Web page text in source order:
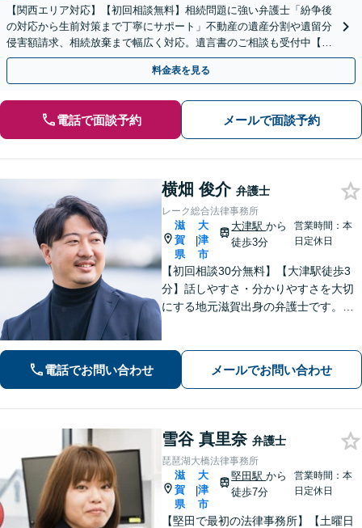
【関西エリア対応】【初回相談無料】相続問題に強い弁護士「紛争後
の対応から生前対策まで丁寧にサポート」不動産の遺産分割や遺留分
侵害額請求、相続放棄まで幅広く対応。遺言書のご相談も受付中【夜
間・休日面談可】【WEB面談】【完全個室】
料金表を見る
電話で面談予約 メールで面談予約
横畑 俊介 弁護士
レーク総合法律事務所
滋
賀
県
|
大
津
市
大津駅から
徒歩3分
営業時間：本
日定休日
【初回相談30分無料】【大津駅徒歩3
分】話しやすさ・分かりやすさを大切
にする地元滋賀出身の弁護士です。離
ます。一人で抱え込まず、まずはお気
軽にご相談ください。
電話でお問い合わせ メールでお問い合わせ
雪谷 真里奈 弁護士
琵琶湖大橋法律事務所
滋
賀
県
|
大
津
市
堅田駅から
徒歩7分
営業時間：本
日定休日
【堅田で最初の法律事務所】【土曜日